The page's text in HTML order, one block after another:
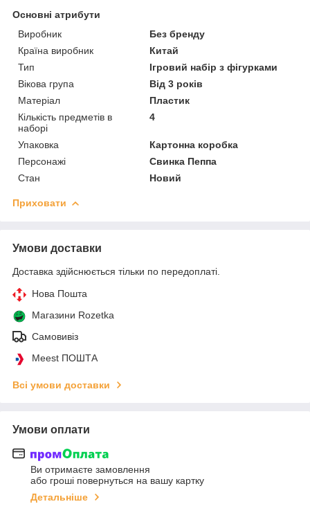
Основні атрибути
Виробник
Без бренду
Країна виробник
Китай
Тип
Ігровий набір з фігурками
Вікова група
Від 3 років
Матеріал
Пластик
Кількість предметів в
наборі
4
Упаковка
Картонна коробка
Персонажі
Свинка Пеппа
Стан
Новий
Приховати
Умови доставки
Доставка здійснюється тільки по передоплаті.
Нова Пошта
Магазини Rozetka
Самовивіз
Meest ПОШТА
Всі умови доставки
Умови оплати
Ви отримаєте замовлення
або гроші повернуться на вашу картку
Детальніше